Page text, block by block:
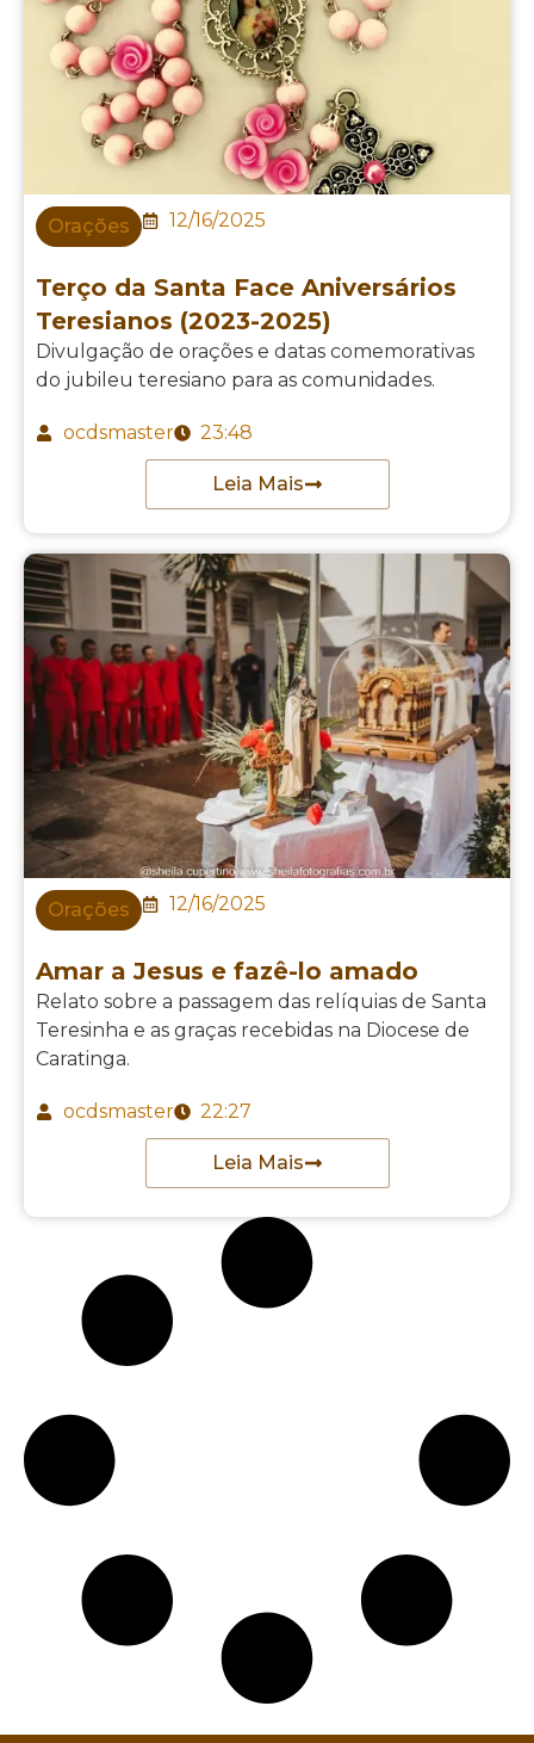
Orações 12/16/2025
Terço da Santa Face Aniversários
Teresianos (2023-2025)
Divulgação de orações e datas comemorativas
do jubileu teresiano para as comunidades.
ocdsmaster 23:48
Leia Mais
Orações 12/16/2025
Amar a Jesus e fazê-lo amado
Relato sobre a passagem das relíquias de Santa
Teresinha e as graças recebidas na Diocese de
Caratinga.
ocdsmaster 22:27
Leia Mais